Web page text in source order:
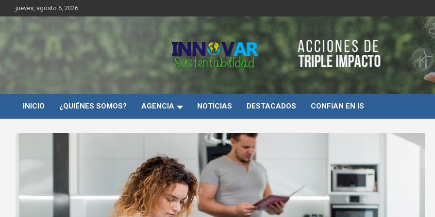
Saltar
al
contenido
jueves, agosto 6, 2026
Innovar Sustentabilidad
INICIO ¿QUIÉNES SOMOS? AGENCIA NOTICIAS DESTACADOS CONFIAN EN IS